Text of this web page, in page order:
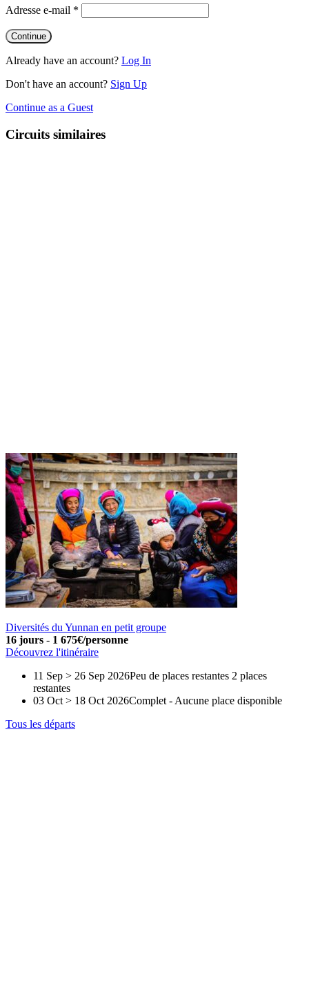
Adresse e-mail *
Already have an account? Log In
Don't have an account? Sign Up
Continue as a Guest
Circuits similaires
Diversités du Yunnan en petit groupe
16 jours - 1 675€/personne
Découvrez l'itinéraire
11 Sep > 26 Sep 2026Peu de places restantes 2 places
restantes
03 Oct > 18 Oct 2026Complet-Aucune place disponible
Tous les départs